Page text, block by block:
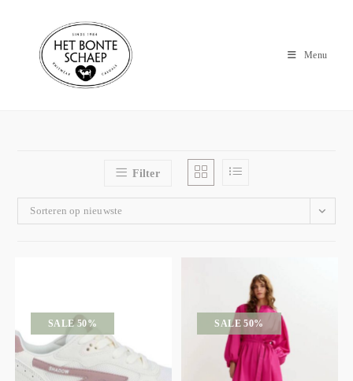
Menu
Filter
Sorteren op nieuwste
SALE 50% SALE 50%